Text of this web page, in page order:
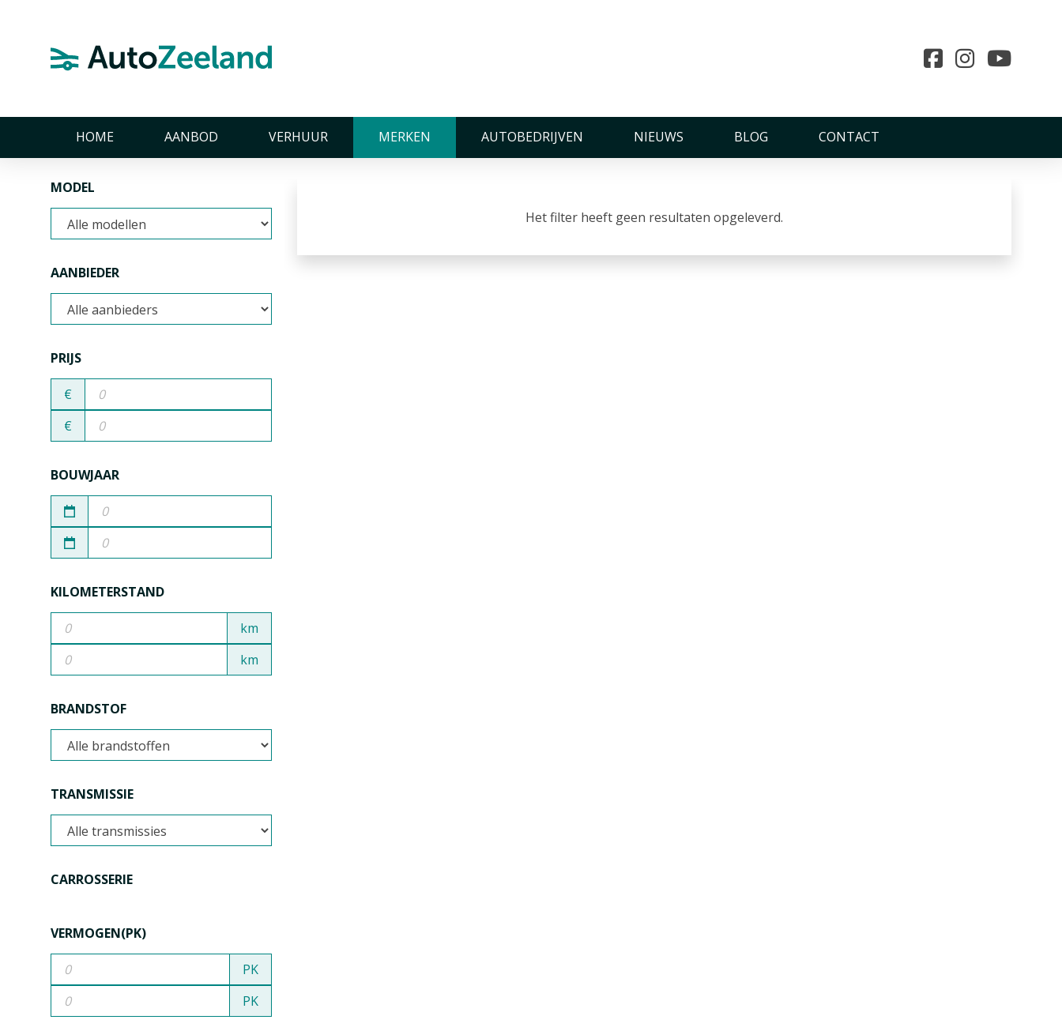
HOME AANBOD VERHUUR MERKEN AUTOBEDRIJVEN NIEUWS BLOG CONTACT
Yamaha
WIS FILTERS
MODEL
AANBIEDER
PRIJS
€
€
BOUWJAAR
KILOMETERSTAND
km
km
BRANDSTOF
TRANSMISSIE
CARROSSERIE
VERMOGEN(PK)
PK
PK
resultaten
Het filter heeft geen resultaten opgeleverd.